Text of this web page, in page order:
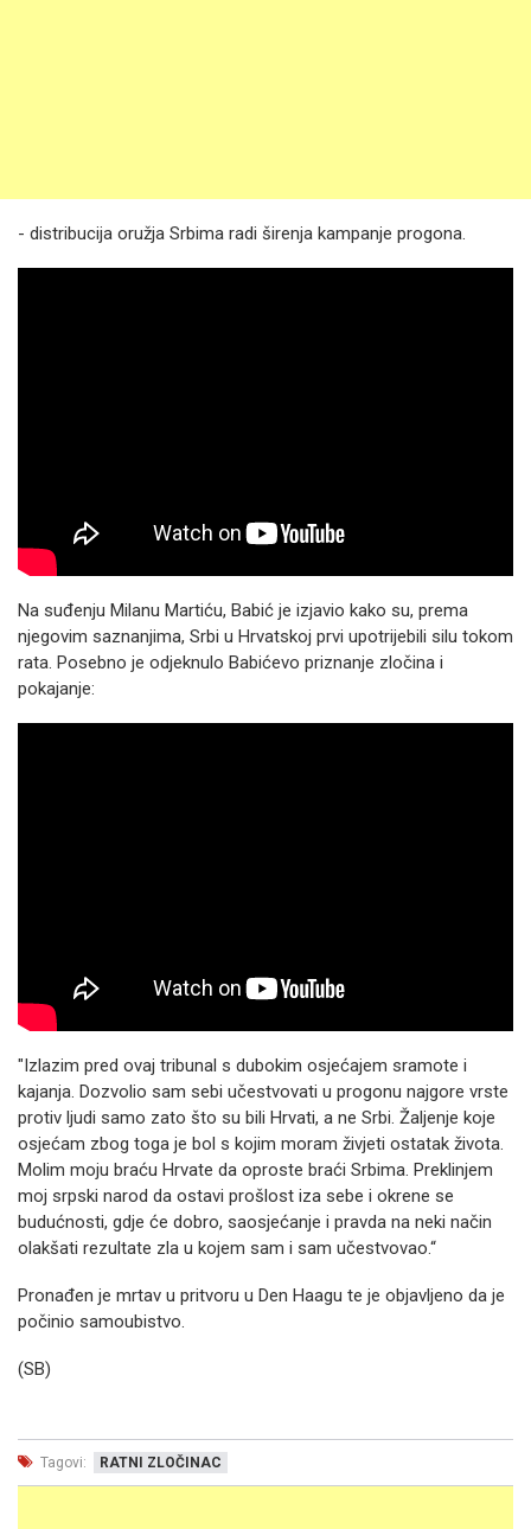
- distribucija oružja Srbima radi širenja kampanje progona.
Na suđenju Milanu Martiću, Babić je izjavio kako su, prema
njegovim saznanjima, Srbi u Hrvatskoj prvi upotrijebili silu tokom
rata. Posebno je odjeknulo Babićevo priznanje zločina i
pokajanje:
"Izlazim pred ovaj tribunal s dubokim osjećajem sramote i
kajanja. Dozvolio sam sebi učestvovati u progonu najgore vrste
protiv ljudi samo zato što su bili Hrvati, a ne Srbi. Žaljenje koje
osjećam zbog toga je bol s kojim moram živjeti ostatak života.
Molim moju braću Hrvate da oproste braći Srbima. Preklinjem
moj srpski narod da ostavi prošlost iza sebe i okrene se
budućnosti, gdje će dobro, saosjećanje i pravda na neki način
olakšati rezultate zla u kojem sam i sam učestvovao.“
Pronađen je mrtav u pritvoru u Den Haagu te je objavljeno da je
počinio samoubistvo.
(SB)
Tagovi: RATNI ZLOČINAC